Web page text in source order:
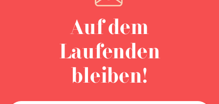
Auf dem
Laufenden
bleiben!